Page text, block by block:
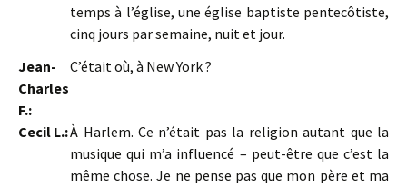
temps à l’église, une église baptiste pentecôtiste,
cinq jours par semaine, nuit et jour.
Jean-
Charles
F.:
C’était où, à New York ?
Cecil L.:À Harlem. Ce n’était pas la religion autant que la
musique qui m’a influencé – peut-être que c’est la
même chose. Je ne pense pas que mon père et ma